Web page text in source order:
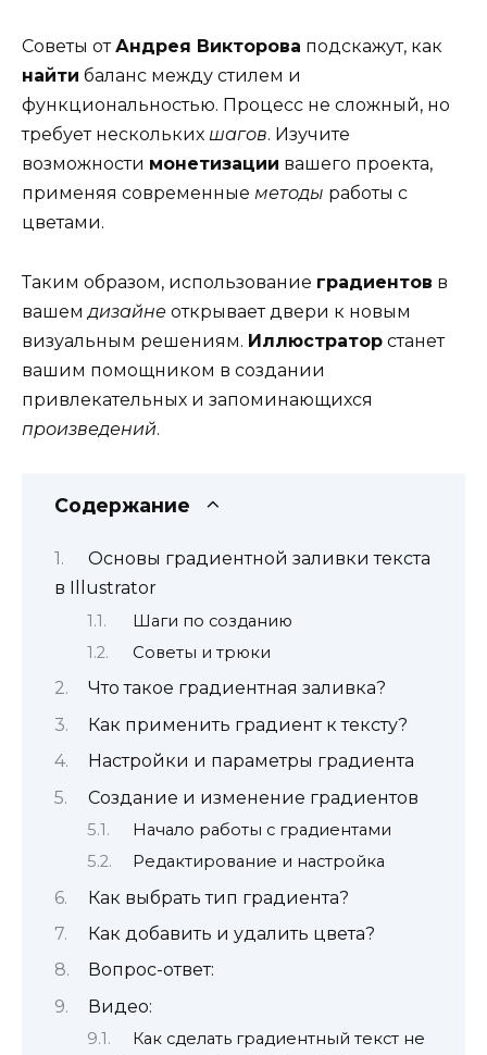
Советы отАндрея Викторова подскажут, как
найти баланс между стилем и
функциональностью. Процесс не сложный, но
требует нескольких шагов. Изучите
возможности монетизации вашего проекта,
применяя современные методы работы с
цветами.
Таким образом, использование градиентов в
вашем дизайне открывает двери к новым
визуальным решениям. Иллюстратор станет
вашим помощником в создании
привлекательных и запоминающихся
произведений.
Содержание
Основы градиентной заливки текста
в Illustrator
Шаги по созданию
Советы и трюки
Что такое градиентная заливка?
Как применить градиент к тексту?
Настройки и параметры градиента
Создание и изменение градиентов
Начало работы с градиентами
Редактирование и настройка
Как выбрать тип градиента?
Как добавить и удалить цвета?
Вопрос-ответ:
Видео:
Как сделать градиентный текст не